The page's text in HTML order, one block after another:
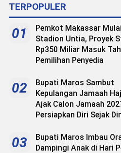
TERPOPULER
01
Pemkot Makassar
Stadion Untia, Proyek
Rp350 Miliar Masuk
Pemilihan Penyedia
02
Bupati Maros Sambut
Kepulangan Jamaah
Ajak Calon Jamaah
Persiapkan Diri Sejak
03
Bupati Maros Imbau
Dampingi Anak di Hari